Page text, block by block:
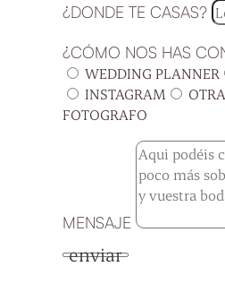
¿DONDE TE CASAS?
¿CÓMO NOS HAS
WEDDING PLANNER
INSTAGRAM
FOTOGRAFO
MENSAJE
enviar